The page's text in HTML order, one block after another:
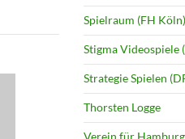
Spielraum (FH Köln)
Stigma
Strategie Spielen
Thorsten Logge
Verein für